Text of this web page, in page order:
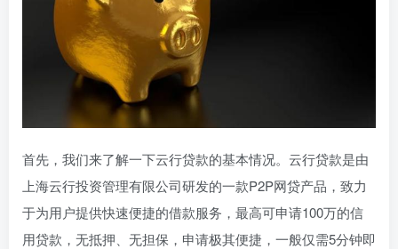
首先，我们来了解一下云行贷款的基本情况。云行贷款是由
上海云行投资管理有限公司研发的一款P2P网贷产品，致力
于为用户提供快速便捷的借款服务，最高可申请100万的信
用贷款，无抵押、无担保，申请极其便捷，一般仅需5分钟即